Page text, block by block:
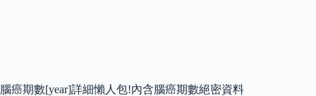
腦癌期數[year]詳細懶人包!內含腦癌期數絕密資料